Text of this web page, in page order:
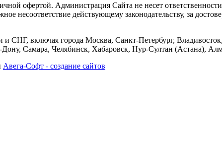
офертой. Администрация Сайта не несет
несоответствие действующему законодательству, за
СНГ, включая города Москва, Санкт-Петербург,
Самара, Челябинск, Хабаровск, Нур-Султан (Астана),
Авега-Софт - создание сайтов